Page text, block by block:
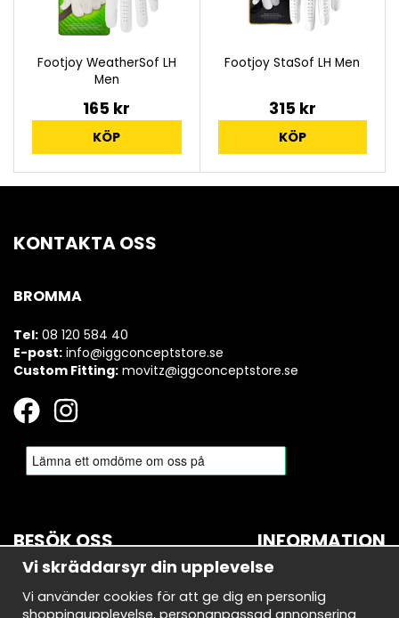
Footjoy WeatherSof LH
Men
165 kr
KÖP
Footjoy StaSof LH Men
315 kr
KÖP
KONTAKTA OSS
BROMMA
Tel: 08 120 584 40
E-post: info@iggconceptstore.se
Custom Fitting: movitz@iggconceptstore.se
BESÖK OSS
Bryggerivägen 10
INFORMATION
Nyhetsbrev
Vi skräddarsyr din upplevelse
Vi använder cookies för att ge dig en personlig